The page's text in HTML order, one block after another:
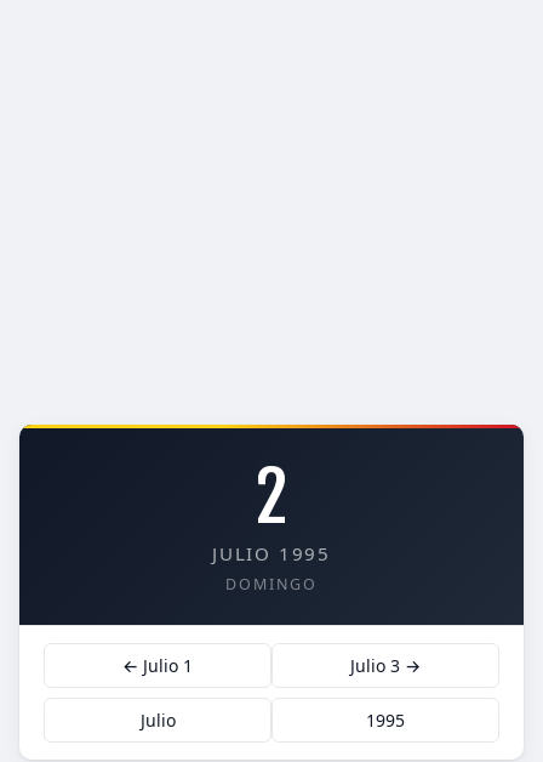
2
JULIO 1995
DOMINGO
← Julio 1 Julio 3 →
Julio 1995